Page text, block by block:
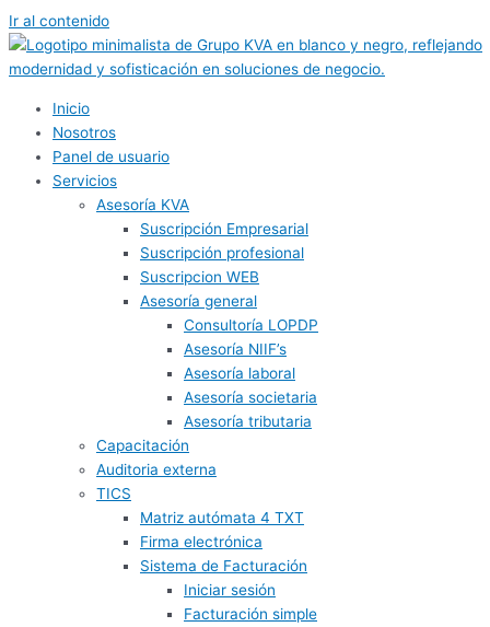
Ir al contenido
Inicio
Nosotros
Panel de usuario
Servicios
Asesoría KVA
Suscripción Empresarial
Suscripción profesional
Suscripcion WEB
Asesoría general
Consultoría LOPDP
Asesoría NIIF’s
Asesoría laboral
Asesoría societaria
Asesoría tributaria
Capacitación
Auditoria externa
TICS
Matriz autómata 4 TXT
Firma electrónica
Sistema de Facturación
Iniciar sesión
Facturación simple